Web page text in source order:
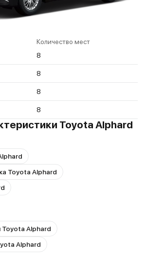
Количество мест
8
8
8
8
Toyota Alphard
Toyota Alphard
Alphard
Alphard